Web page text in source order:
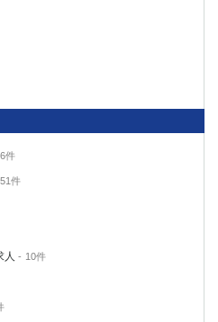
件
件
人 - 10件
ひたち野うしく
林